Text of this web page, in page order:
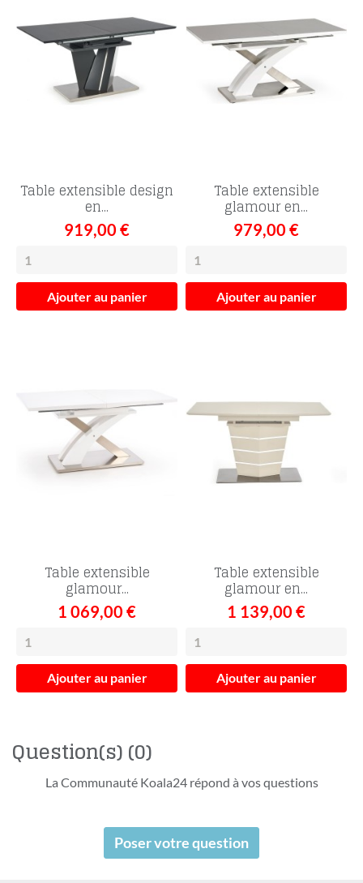
Table extensible design
en...
919,00 €
Ajouter au panier
Table extensible
glamour en...
979,00 €
Ajouter au panier
Table extensible
glamour...
1 069,00 €
Ajouter au panier
Table extensible
glamour en...
1 139,00 €
Ajouter au panier
Question(s)(0)
La Communauté Koala24 répond à vos questions
Poser votre question